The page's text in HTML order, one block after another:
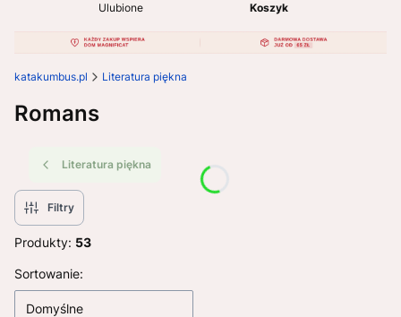
Ulubione Koszyk
katakumbus.pl Literatura piękna
Romans
Literatura piękna
Filtry
Produkty: 53
Lista produktów
Sortowanie:
Domyślne